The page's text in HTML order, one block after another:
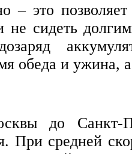
– это
не сидеть
обеда и ужина,
до Санкт-
При средней